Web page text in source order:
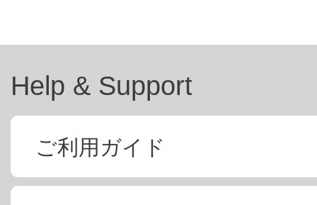
Help & Support
ご利用ガイド